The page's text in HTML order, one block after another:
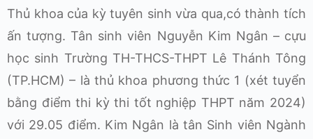
Thủ khoa của kỳ tuyên sinh vừa qua,có thành tích
ấn tượng. Tân sinh viên Nguyễn Kim Ngân – cựu
học sinh Trường TH-THCS-THPT Lê Thánh Tông
(TP.HCM) – là thủ khoa phương thức 1 (xét tuyển
bằng điểm thi kỳ thi tốt nghiệp THPT năm 2024)
với 29.05 điểm. Kim Ngân là tân Sinh viên Ngành